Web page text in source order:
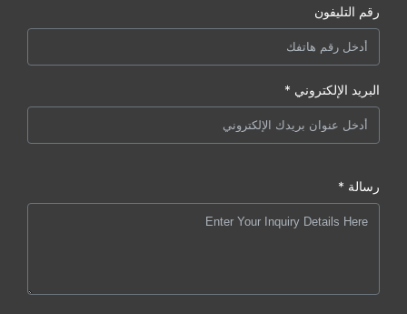
رقم التليفون
البريد الإلكتروني *
رسالة *